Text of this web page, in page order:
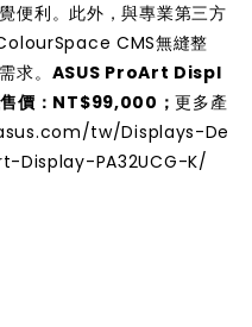
便利。此外，與專業第三方
CMS無縫整
求。 ASUS ProArt Displ
價：NT$99,000；更多產
tw/Displays-De
Display-PA32UCG-K/